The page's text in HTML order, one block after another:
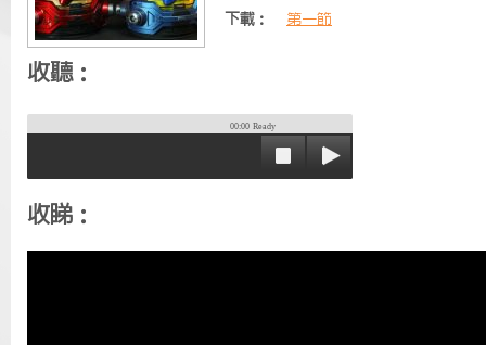
下載：
第一節
收聽：
00:00 Ready
收睇：